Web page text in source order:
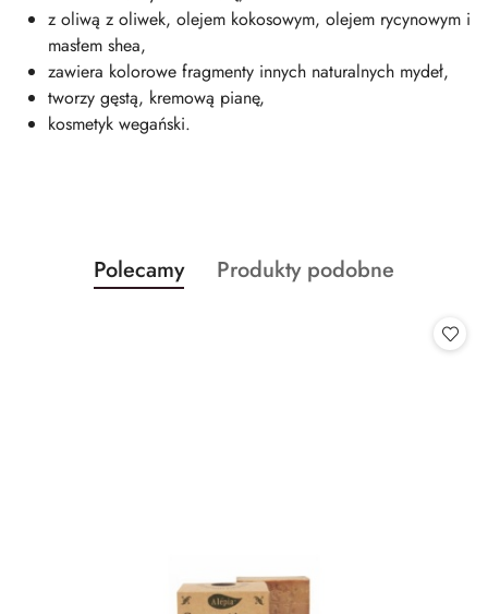
z oliwą z oliwek, olejem kokosowym, olejem rycynowym i
masłem shea,
zawiera kolorowe fragmenty innych naturalnych mydeł,
tworzy gęstą, kremową pianę,
kosmetyk wegański.
Pomiń karuzelę produktów
Produkty
o
Polecamy
Produkty
Produkty podobne